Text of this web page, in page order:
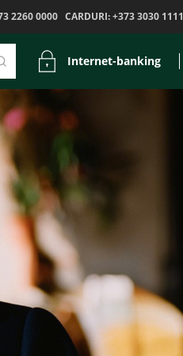
2260 0000 CARDURI:+373 3030 1111
Internet-banking